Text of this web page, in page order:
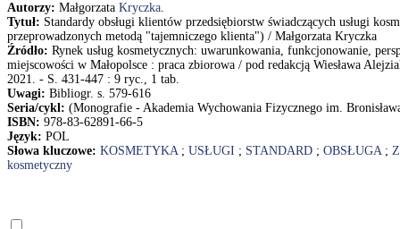
Autorzy: Małgorzata Kryczka.
Tytuł: Standardy obsługi klientów przedsiębiorstw świadczących usługi
przeprowadzonych metodą "tajemniczego klienta") / Małgorzata Kryczka
Źródło: Rynek usług kosmetycznych: uwarunkowania, funkcjonowanie,
miejscowości w Małopolsce : praca zbiorowa / pod redakcją Wiesława
2021. - S. 431-447 : 9 ryc., 1 tab.
Uwagi: Bibliogr. s. 579-616
Seria/cykl: (Monografie - Akademia Wychowania Fizycznego im.
ISBN: 978-83-62891-66-5
Język: POL
Słowa kluczowe: KOSMETYKA; USŁUGI ; STANDARD ; OBSŁUGA;
kosmetyczny